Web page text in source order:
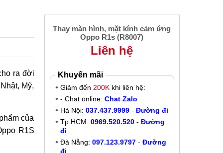
ra đời
Mỹ,
của
R1S
Thay màn hình, mặt kính cảm ứng
Oppo R1s (R8007)
Liên hệ
Khuyến mãi
Giảm đến 200Kkhi liên hệ:
- Chat online: Chat Zalo
Hà Nội: 037.437.9999- Đường đi
Tp.HCM: 0969.520.520- Đường
đi
Đà Nẵng: 097.123.9797- Đường
đi